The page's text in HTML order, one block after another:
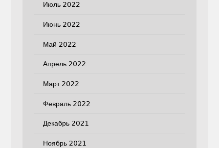
Июль 2022
Июнь 2022
Май 2022
Апрель 2022
Март 2022
Февраль 2022
Декабрь 2021
Ноябрь 2021